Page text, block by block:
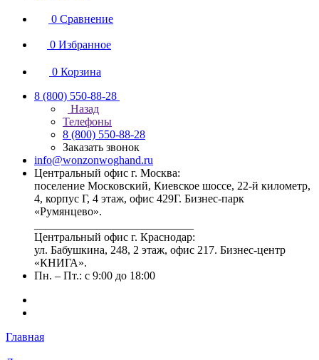
0 Сравнение
0 Избранное
0 Корзина
8 (800) 550-88-28
Назад
Телефоны
8 (800) 550-88-28
Заказать звонок
info@wonzonwoghand.ru
Центральный офис г. Москва:
поселение Московский, Киевское шоссе, 22-й километр,
4, корпус Г, 4 этаж, офис 429Г. Бизнес-парк
«Румянцево».
Центральный офис г. Краснодар:
ул. Бабушкина, 248, 2 этаж, офис 217. Бизнес-центр
«КНИГА».
Пн. – Пт.: с 9:00 до 18:00
Главная